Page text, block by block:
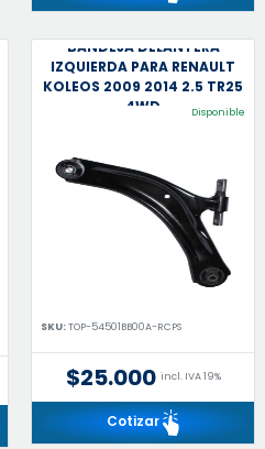
BANDEJA DELANTERA
IZQUIERDA PARA RENAULT
KOLEOS 2009 2014 2.5 TR25
4WD
Disponible
SKU:TOP-54501BB00A-RCPS
$25.000 incl. IVA 19%
Cotizar